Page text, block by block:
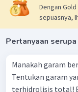
Dengan
sepuasnya,
Pertanyaan serupa
Manakah garam
Tentukan garam